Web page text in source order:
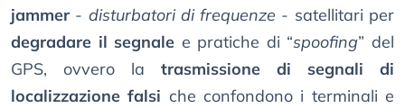
jammer - disturbatori di frequenze - satellitari per
degradare il segnale e pratiche di “spoofing” del
GPS, ovvero la trasmissione di segnali di
localizzazione falsi che confondono i terminali e